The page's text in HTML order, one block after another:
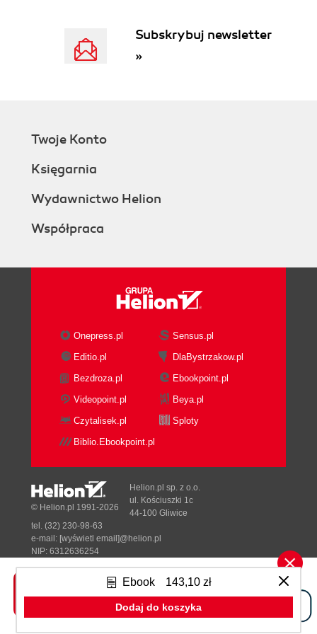
Ebook 143,10 zł
Dodaj do koszyka
Subskrybuj newsletter
»
Twoje Konto
Księgarnia
Wydawnictwo Helion
Współpraca
Onepress.pl
Sensus.pl
Editio.pl
DlaBystrzakow.pl
Bezdroza.pl
Ebookpoint.pl
Videopoint.pl
Beya.pl
Czytalisek.pl
Sploty
Biblio.Ebookpoint.pl
Tonik.pl
© Helion.pl 1991-2026
Helion.pl sp. z o.o.
ul. Kościuszki 1c
44-100 Gliwice
tel. (32) 230-98-63
e-mail: [wyświetl email]@helion.pl
NIP: 6312636254